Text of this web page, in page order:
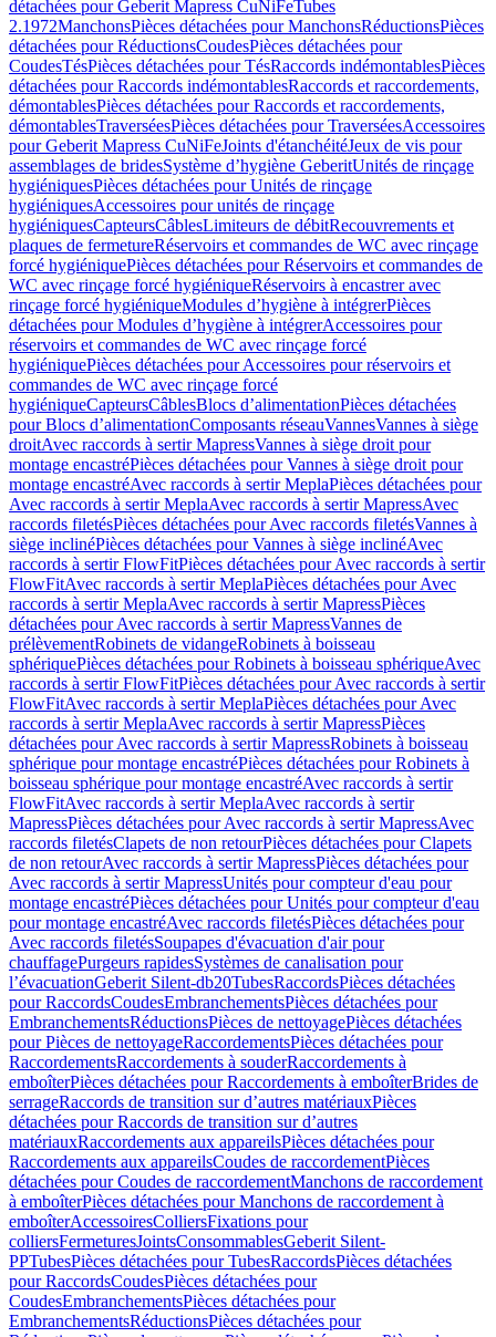
détachées pour Geberit Mapress CuNiFeTubes
2.1972ManchonsPièces détachées pour ManchonsRéductionsPièces
détachées pour RéductionsCoudesPièces détachées pour
CoudesTésPièces détachées pour TésRaccords indémontablesPièces
détachées pour Raccords indémontablesRaccords et raccordements,
démontablesPièces détachées pour Raccords et raccordements,
démontablesTraverséesPièces détachées pour TraverséesAccessoires
pour Geberit Mapress CuNiFeJoints d'étanchéitéJeux de vis pour
assemblages de bridesSystème d’hygiène GeberitUnités de rinçage
hygiéniquesPièces détachées pour Unités de rinçage
hygiéniquesAccessoires pour unités de rinçage
hygiéniquesCapteursCâblesLimiteurs de débitRecouvrements et
plaques de fermetureRéservoirs et commandes de WC avec rinçage
forcé hygiéniquePièces détachées pour Réservoirs et commandes de
WC avec rinçage forcé hygiéniqueRéservoirs à encastrer avec
rinçage forcé hygiéniqueModules d’hygiène à intégrerPièces
détachées pour Modules d’hygiène à intégrerAccessoires pour
réservoirs et commandes de WC avec rinçage forcé
hygiéniquePièces détachées pour Accessoires pour réservoirs et
commandes de WC avec rinçage forcé
hygiéniqueCapteursCâblesBlocs d’alimentationPièces détachées
pour Blocs d’alimentationComposants réseauVannesVannes à siège
droitAvec raccords à sertir MapressVannes à siège droit pour
montage encastréPièces détachées pour Vannes à siège droit pour
montage encastréAvec raccords à sertir MeplaPièces détachées pour
Avec raccords à sertir MeplaAvec raccords à sertir MapressAvec
raccords filetésPièces détachées pour Avec raccords filetésVannes à
siège inclinéPièces détachées pour Vannes à siège inclinéAvec
raccords à sertir FlowFitPièces détachées pour Avec raccords à sertir
FlowFitAvec raccords à sertir MeplaPièces détachées pour Avec
raccords à sertir MeplaAvec raccords à sertir MapressPièces
détachées pour Avec raccords à sertir MapressVannes de
prélèvementRobinets de vidangeRobinets à boisseau
sphériquePièces détachées pour Robinets à boisseau sphériqueAvec
raccords à sertir FlowFitPièces détachées pour Avec raccords à sertir
FlowFitAvec raccords à sertir MeplaPièces détachées pour Avec
raccords à sertir MeplaAvec raccords à sertir MapressPièces
détachées pour Avec raccords à sertir MapressRobinets à boisseau
sphérique pour montage encastréPièces détachées pour Robinets à
boisseau sphérique pour montage encastréAvec raccords à sertir
FlowFitAvec raccords à sertir MeplaAvec raccords à sertir
MapressPièces détachées pour Avec raccords à sertir MapressAvec
raccords filetésClapets de non retourPièces détachées pour Clapets
de non retourAvec raccords à sertir MapressPièces détachées pour
Avec raccords à sertir MapressUnités pour compteur d'eau pour
montage encastréPièces détachées pour Unités pour compteur d'eau
pour montage encastréAvec raccords filetésPièces détachées pour
Avec raccords filetésSoupapes d'évacuation d'air pour
chauffagePurgeurs rapidesSystèmes de canalisation pour
l’évacuationGeberit Silent-db20TubesRaccordsPièces détachées
pour RaccordsCoudesEmbranchementsPièces détachées pour
EmbranchementsRéductionsPièces de nettoyagePièces détachées
pour Pièces de nettoyageRaccordementsPièces détachées pour
RaccordementsRaccordements à souderRaccordements à
emboîterPièces détachées pour Raccordements à emboîterBrides de
serrageRaccords de transition sur d’autres matériauxPièces
détachées pour Raccords de transition sur d’autres
matériauxRaccordements aux appareilsPièces détachées pour
Raccordements aux appareilsCoudes de raccordementPièces
détachées pour Coudes de raccordementManchons de raccordement
à emboîterPièces détachées pour Manchons de raccordement à
emboîterAccessoiresColliersFixations pour
colliersFermeturesJointsConsommablesGeberit Silent-
PPTubesPièces détachées pour TubesRaccordsPièces détachées
pour RaccordsCoudesPièces détachées pour
CoudesEmbranchementsPièces détachées pour
EmbranchementsRéductionsPièces détachées pour